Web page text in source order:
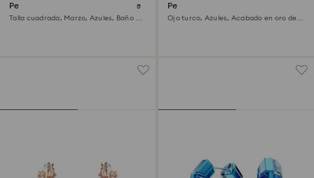
Pendientes de botón Birthstone
Talla cuadrada, Marzo, Azules, Baño de
Pendientes Symbolica
Ojo turco, Azules, Acabado en oro de 18